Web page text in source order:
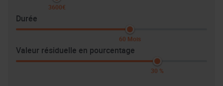
3600€
Durée
60 Mois
Valeur résiduelle en pourcentage
30 %